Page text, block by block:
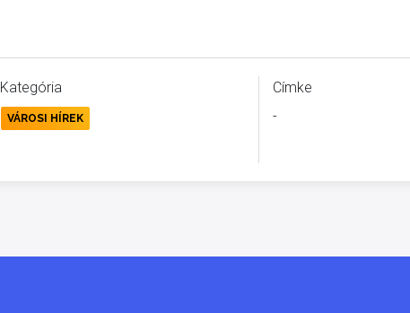
Kategória
VÁROSI HÍREK
Címke
-